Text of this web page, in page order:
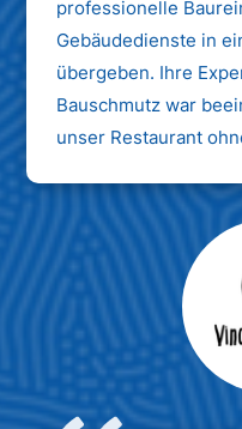
professionelle
Gebäudedienste in
übergeben. Ihre
Bauschmutz war
unser Restaurant